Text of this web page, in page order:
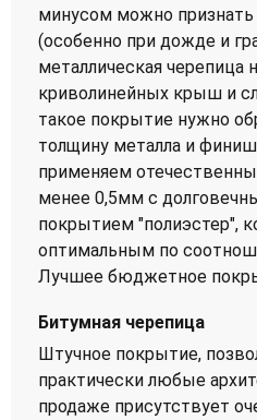
минусом можно
(особенно при дожде и
металлическая черепица
криволинейных крыш и
такое покрытие нужно
толщину металла и
применяем
менее 0,5мм с
покрытием "полиэстер",
оптимальным по
Лучшее бюджетное
Битумная черепица
Штучное покрытие,
практически любые
продаже присутствует